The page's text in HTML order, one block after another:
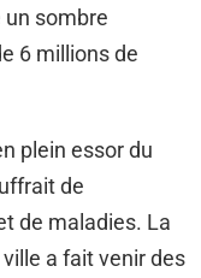
un sombre
6 millions de
plein essor du
de
de maladies. La
a fait venir des